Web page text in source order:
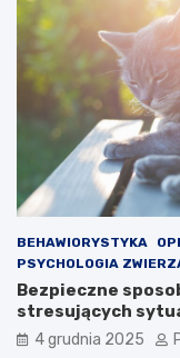
BEHAWIORYSTYKA
PSYCHOLOGIA
Bezpieczne
stresujących
4 grudnia 2025